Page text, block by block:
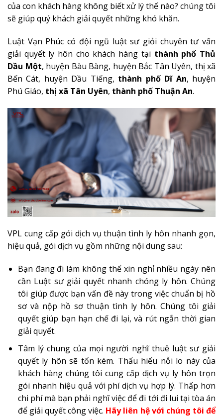
của con khách hàng không biết xử lý thế nào? chúng tôi
sẽ giúp quý khách giải quyết những khó khăn.
Luật Vạn Phúc có đội ngũ luật sư giỏi chuyên tư vấn
giải quyết ly hôn cho khách hàng tại thành phố Thủ
Dầu Một‎, huyện Bàu Bàng‎, huyện Bắc Tân Uyên‎, thị xã
Bến Cát‎, huyện Dầu Tiếng‎, thành phố Dĩ An‎, huyện
Phú Giáo‎, thị xã Tân Uyên‎, thành phố Thuận An‎.
VPL cung cấp gói dịch vụ thuận tình ly hôn nhanh gọn,
hiệu quả, gói dịch vụ gồm những nội dung sau:
Bạn đang đi làm không thể xin nghỉ nhiều ngày nên
cần Luật sư giải quyết nhanh chóng ly hôn. Chúng
tôi giúp được bạn vấn đề này trong việc chuẩn bị hồ
sơ và nộp hồ sơ thuận tình ly hôn. Chúng tôi giải
quyết giúp bạn hạn chế đi lại, và rút ngắn thời gian
giải quyết.
Tâm lý chung của mọi người nghĩ thuê luật sư giải
quyết ly hôn sẽ tốn kém. Thấu hiểu nỗi lo này của
khách hàng chúng tôi cung cấp dịch vụ ly hôn trọn
gói nhanh hiệu quả với phí dịch vụ hợp lý. Thấp hơn
chi phí mà bạn phải nghĩ việc để đi tới đi lui tại tòa án
để giải quyết công việc. Hãy liên hệ với chúng tôi để